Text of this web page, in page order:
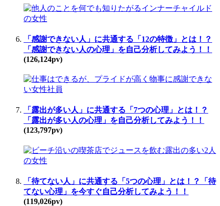
「感謝できない人」に共通する「12の特徴」とは！？
「感謝できない人の心理」を自己分析してみよう！！
(126,124pv)
「露出が多い人」に共通する「7つの心理」とは！？
「露出が多い人の心理」を自己分析してみよう！！
(123,797pv)
「待てない人」に共通する「5つの心理」とは！？「待
てない心理」を今すぐ自己分析してみよう！！
(119,026pv)